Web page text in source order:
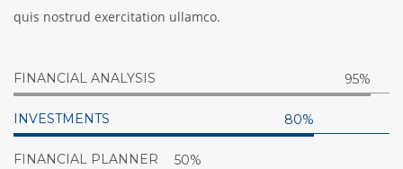
quis nostrud exercitation ullamco.
FINANCIAL ANALYSIS 95%
INVESTMENTS 80%
FINANCIAL PLANNER 50%